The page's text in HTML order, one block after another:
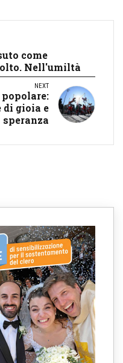
come
Nell'umiltà
NEXT
di gioia e
speranza